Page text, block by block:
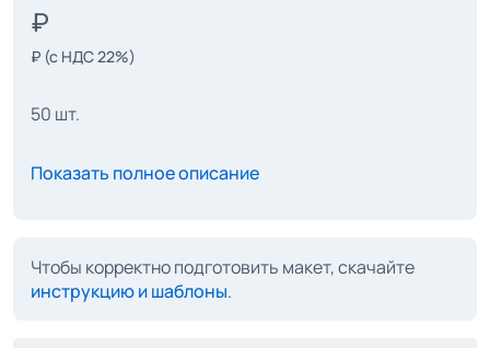
₽ (с НДС 22%)
50 шт.
Показать полное описание
Чтобы корректно подготовить макет, скачайте
инструкцию и шаблоны.